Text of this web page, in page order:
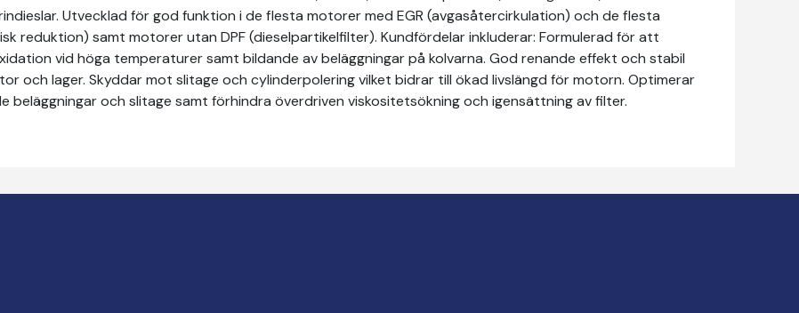
Utvecklad för god funktion i de flesta motorer med EGR (avgasåtercirkulation) och de flesta
reduktion) samt motorer utan DPF (dieselpartikelfilter). Kundfördelar inkluderar: Formulerad för att
vid höga temperaturer samt bildande av beläggningar på kolvarna. God renande effekt och stabil
och lager. Skyddar mot slitage och cylinderpolering vilket bidrar till ökad livslängd för motorn. Optimerar
och slitage samt förhindra överdriven viskositetsökning och igensättning av filter.